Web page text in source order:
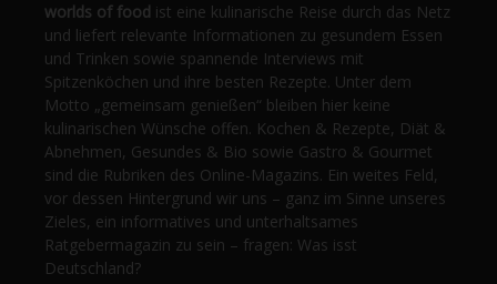
worlds of food ist eine kulinarische Reise durch das Netz
und liefert relevante Informationen zu gesundem Essen
und Trinken sowie spannende Interviews mit
Spitzenköchen und ihre besten Rezepte. Unter dem
Motto „gemeinsam genießen“ bleiben hier keine
kulinarischen Wünsche offen. Kochen & Rezepte, Diät &
Abnehmen, Gesundes & Bio sowie Gastro & Gourmet
sind die Rubriken des Online-Magazins. Ein weites Feld,
vor dessen Hintergrund wir uns – ganz im Sinne unseres
Zieles, ein informatives und unterhaltsames
Ratgebermagazin zu sein – fragen: Was isst
Deutschland?